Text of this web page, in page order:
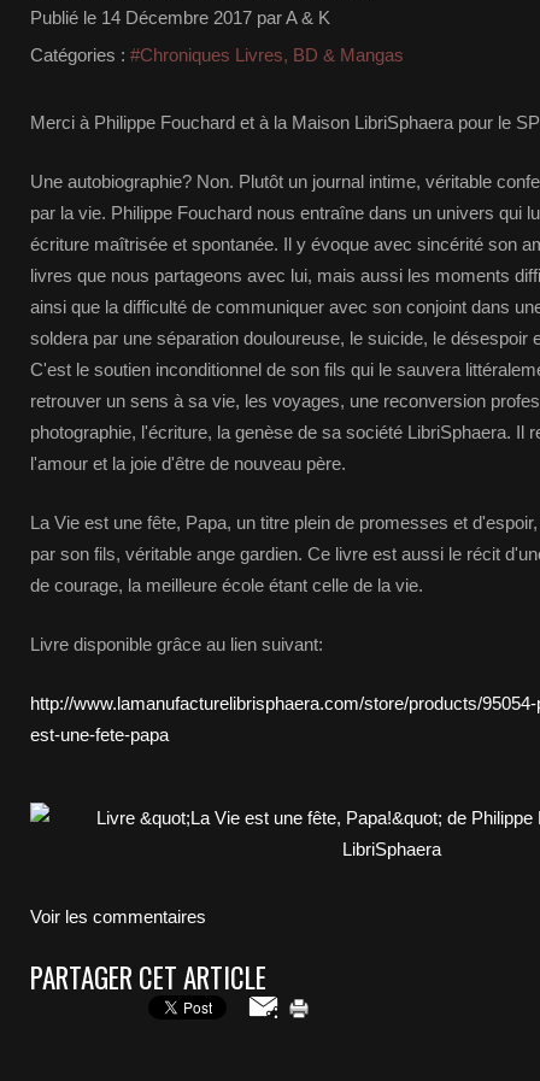
Publié le 14 Décembre 2017 par A & K
Catégories : #Chroniques Livres, BD & Mangas
Merci à Philippe Fouchard et à la Maison LibriSphaera pour le SP
Une autobiographie? Non. Plutôt un journal intime, véritable
par la vie. Philippe Fouchard nous entraîne dans un univers qui
écriture maîtrisée et spontanée. Il y évoque avec sincérité son
livres que nous partageons avec lui, mais aussi les moments
ainsi que la difficulté de communiquer avec son conjoint dans
soldera par une séparation douloureuse, le suicide, le désespoir
C'est le soutien inconditionnel de son fils qui le sauvera
retrouver un sens à sa vie, les voyages, une reconversion
photographie, l'écriture, la genèse de sa société LibriSphaera. Il
l'amour et la joie d'être de nouveau père.
La Vie est une fête, Papa, un titre plein de promesses et
par son fils, véritable ange gardien. Ce livre est aussi le récit
de courage, la meilleure école étant celle de la vie.
Livre disponible grâce au lien suivant:
http://www.lamanufacturelibrisphaera.com/store/products/
est-une-fete-papa
Voir les commentaires
PARTAGER CET ARTICLE